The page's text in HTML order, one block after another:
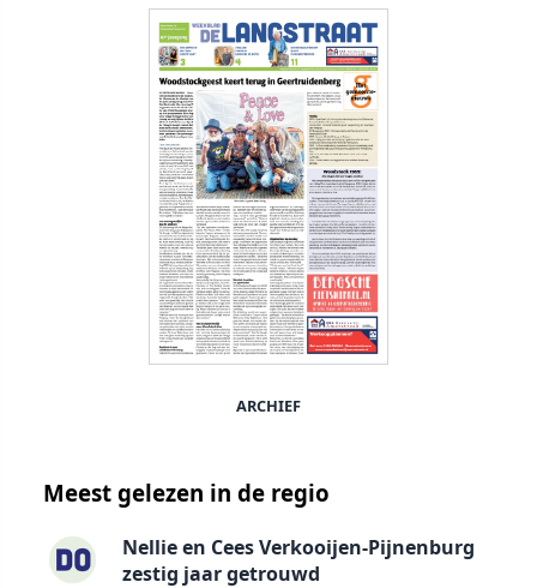
ARCHIEF
Meest gelezen in de regio
Nellie en Cees Verkooijen-Pijnenburg
zestig jaar getrouwd